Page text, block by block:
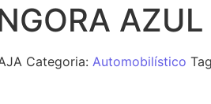
Categoria: Automobilístico